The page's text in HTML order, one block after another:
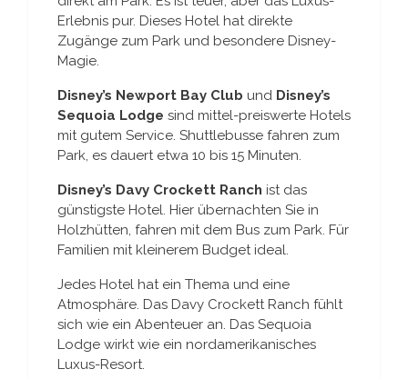
Erlebnis pur. Dieses Hotel hat direkte
Zugänge zum Park und besondere Disney-
Magie.
Disney’s Newport Bay Club und Disney’s
Sequoia Lodge sind mittel-preiswerte Hotels
mit gutem Service. Shuttlebusse fahren zum
Park, es dauert etwa 10 bis 15 Minuten.
Disney’s Davy Crockett Ranch ist das
günstigste Hotel. Hier übernachten Sie in
Holzhütten, fahren mit dem Bus zum Park. Für
Familien mit kleinerem Budget ideal.
Jedes Hotel hat ein Thema und eine
Atmosphäre. Das Davy Crockett Ranch fühlt
sich wie ein Abenteuer an. Das Sequoia
Lodge wirkt wie ein nordamerikanisches
Luxus-Resort.